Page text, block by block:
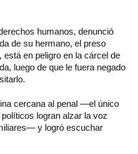
humanos, denunció
de su hermano, el preso
en peligro en la cárcel de
luego de que le fuera negado
cercana al penal —el único
logran alzar la voz
y logró escuchar